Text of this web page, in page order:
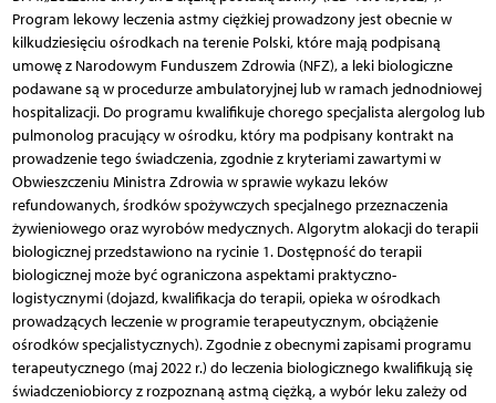
Program lekowy leczenia astmy ciężkiej prowadzony jest obecnie w
kilkudziesięciu ośrodkach na terenie Polski, które mają podpisaną
umowę z Narodowym Funduszem Zdrowia (NFZ), a leki biologiczne
podawane są w procedurze ambulatoryjnej lub w ramach jednodniowej
hospitalizacji. Do programu kwalifikuje chorego specjalista alergolog lub
pulmonolog pracujący w ośrodku, który ma podpisany kontrakt na
prowadzenie tego świadczenia, zgodnie z kryteriami zawartymi w
Obwieszczeniu Ministra Zdrowia w sprawie wykazu leków
refundowanych, środków spożywczych specjalnego przeznaczenia
żywieniowego oraz wyrobów medycznych. Algorytm alokacji do terapii
biologicznej przedstawiono na rycinie 1. Dostępność do terapii
biologicznej może być ograniczona aspektami praktyczno-
logistycznymi (dojazd, kwalifikacja do terapii, opieka w ośrodkach
prowadzących leczenie w programie terapeutycznym, obciążenie
ośrodków specjalistycznych). Zgodnie z obecnymi zapisami programu
terapeutycznego (maj 2022 r.) do leczenia biologicznego kwalifikują się
świadczeniobiorcy z rozpoznaną astmą ciężką, a wybór leku zależy od